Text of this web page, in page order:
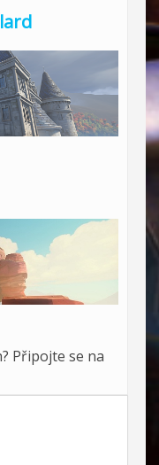
Připojte se na